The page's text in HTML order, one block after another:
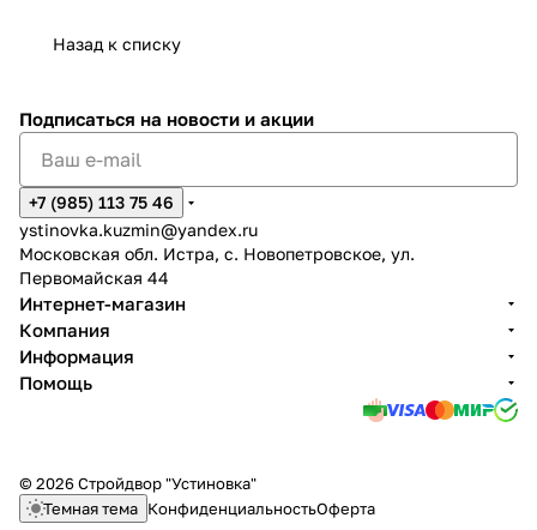
Назад к списку
Подписаться на новости и акции
+7 (985) 113 75 46
ystinovka.kuzmin@yandex.ru
Московская обл. Истра, с. Новопетровское, ул.
Первомайская 44
Интернет-магазин
Компания
Информация
Помощь
© 2026 Стройдвор "Устиновка"
Темная тема КонфиденциальностьОферта